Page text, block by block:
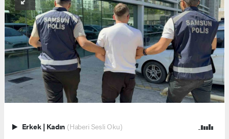
Erkek | Kadın (Haberi Sesli Oku)